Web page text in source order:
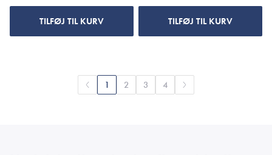
TILFØJ TIL KURV TILFØJ TIL KURV
1 2 3 4